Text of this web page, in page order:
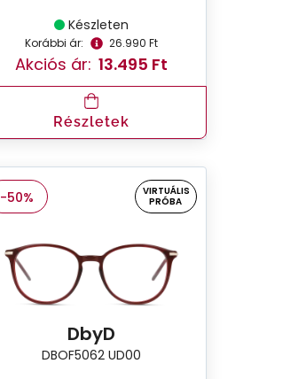
Készleten
Korábbi ár: 26.990 Ft
Akciós ár: 13.495 Ft
Részletek
-50%
VIRTUÁLIS
PRÓBA
DbyD
DBOF5062 UD00